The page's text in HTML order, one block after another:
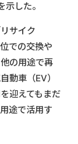
した。
サイク
での交換や
の用途で再
動車（EV）
迎えてもまだ
途で活用す